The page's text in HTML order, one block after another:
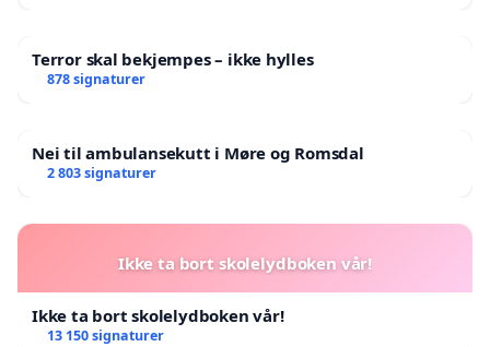
Terror skal bekjempes – ikke hylles
878 signaturer
Nei til ambulansekutt i Møre og Romsdal
2 803 signaturer
Ikke ta bort skolelydboken vår!
Ikke ta bort skolelydboken vår!
13 150 signaturer